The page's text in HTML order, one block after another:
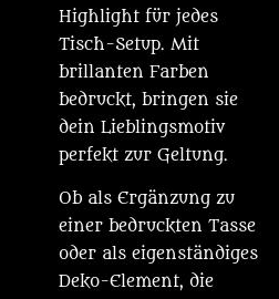
Highlight für jedes
Tisch-Setup. Mit
brillanten Farben
bedruckt, bringen sie
dein Lieblingsmotiv
perfekt zur Geltung.
Ob als Ergänzung zu
einer bedruckten Tasse
oder als eigenständiges
Deko-Element, die